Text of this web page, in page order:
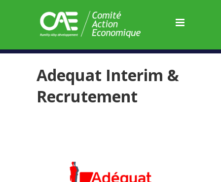
Adequat Interim &
Recrutement